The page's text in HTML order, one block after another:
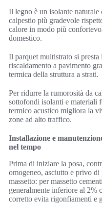
Il legno è un isolante naturale
calpestio più gradevole
calore in modo più
domestico.
Il parquet multistrato si
riscaldamento a pavimento
termica della struttura a strati.
Per ridurre la rumorosità da
sottofondi isolanti e materiali
termico acustico migliora la
zone ad alto traffico.
Installazione e
nel tempo
Prima di iniziare la posa,
omogeneo, asciutto e privo
massetto: per massetto
generalmente inferiore al
corretto evita rigonfiamenti e